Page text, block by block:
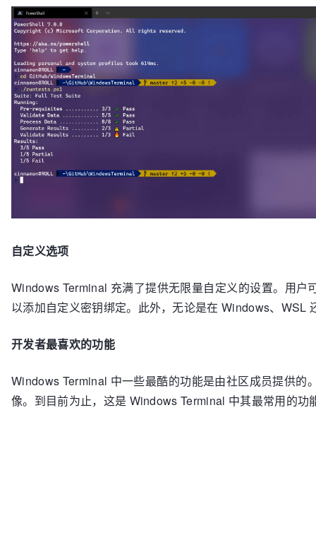
自定义选项
Windows Terminal 充满了提供无限量自定义的设置。用
以添加自定义密钥绑定。此外，无论是在 Windows、
开发者最喜欢的功能
Windows Terminal 中一些最酷的功能是由社区成员提供
像。到目前为止，这是 Windows Terminal 中其最常用的功